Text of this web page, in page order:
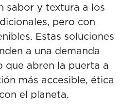
sabor y textura a los
pero con
Estas soluciones
a una demanda
que abren la puerta a
más accesible, ética
el planeta.